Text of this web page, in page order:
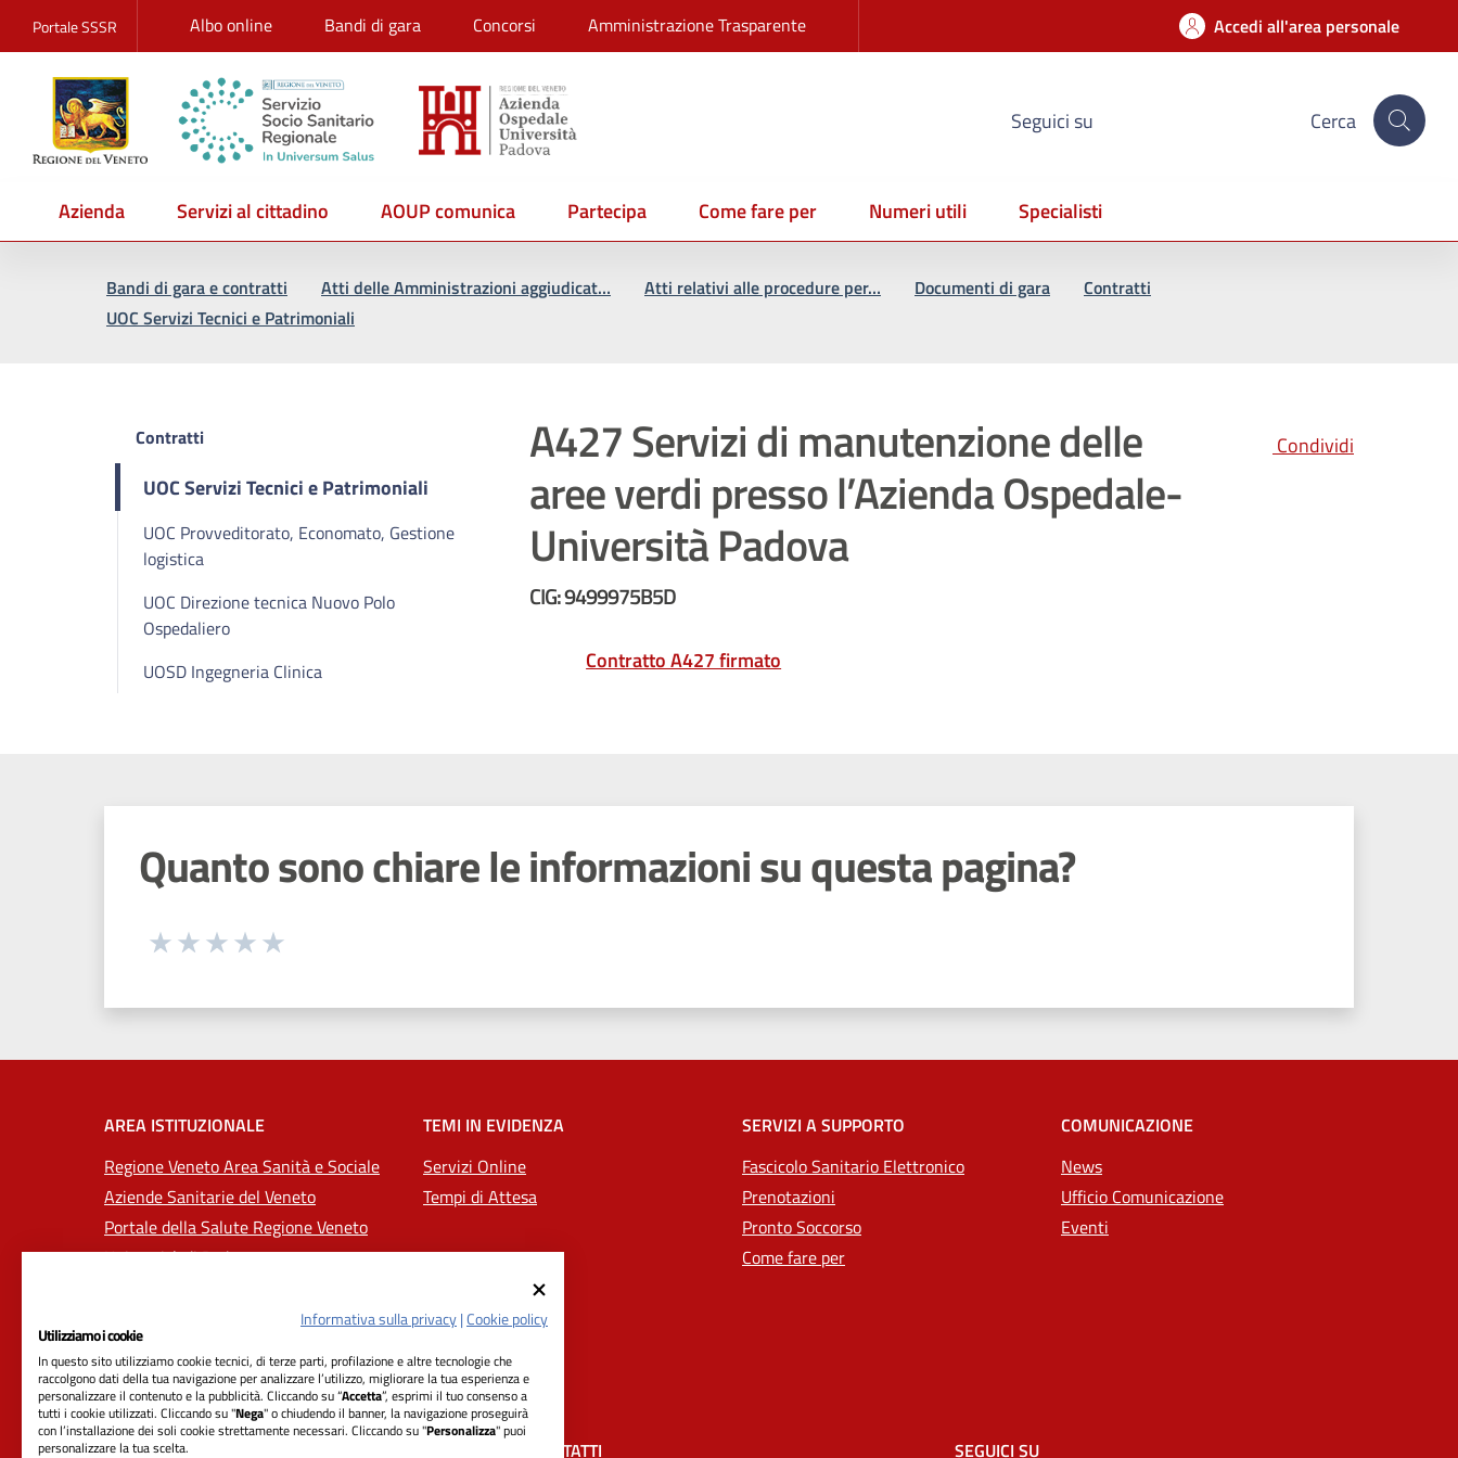
Portale SSSR Albo online Bandi di gara Concorsi Amministrazione Trasparente Accedi all'area personale
Seguici su Cerca
Azienda Servizi al cittadino AOUP comunica Partecipa Come fare per Numeri utili
Specialisti
Bandi di gara e contratti Atti delle Amministrazioni aggiudicat… Atti relativi alle procedure per… Documenti di gara
Contratti
UOC Servizi Tecnici e Patrimoniali
Contratti
UOC Servizi Tecnici e Patrimoniali
UOC Provveditorato, Economato, Gestione
logistica
UOC Direzione tecnica Nuovo Polo
Ospedaliero
UOSD Ingegneria Clinica
A427 Servizi di manutenzione delle
aree verdi presso l’Azienda Ospedale-
Università Padova
Condividi
CIG: 9499975B5D
Contratto A427 firmato
Quanto sono chiare le informazioni su questa pagina?
Seleziona una valutazione da 1 a 5 stelle
AREA ISTITUZIONALE
Regione Veneto Area Sanità e Sociale
Aziende Sanitarie del Veneto
Portale della Salute Regione Veneto
Università di Padova
TEMI IN EVIDENZA
Servizi Online
Tempi di Attesa
SERVIZI A SUPPORTO
Fascicolo Sanitario Elettronico
Prenotazioni
Pronto Soccorso
Come fare per
COMUNICAZIONE
News
Ufficio Comunicazione
Eventi
RIFERIMENTI CONTATTI SEGUICI SU
Informativa sulla privacy|Cookie policy
Utilizziamo i cookie
In questo sito utilizziamo cookie tecnici, di terze parti, profilazione e altre tecnologie che
raccolgono dati della tua navigazione per analizzare l’utilizzo, migliorare la tua esperienza e
personalizzare il contenuto e la pubblicità. Cliccando su “Accetta”, esprimi il tuo consenso a
tutti i cookie utilizzati. Cliccando su "Nega" o chiudendo il banner, la navigazione proseguirà
con l’installazione dei soli cookie strettamente necessari. Cliccando su "Personalizza" puoi
personalizzare la tua scelta.